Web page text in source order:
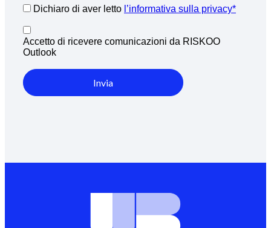
Dichiaro di aver letto l’informativa sulla privacy*
Accetto di ricevere comunicazioni da RISKOO
Outlook
Invia